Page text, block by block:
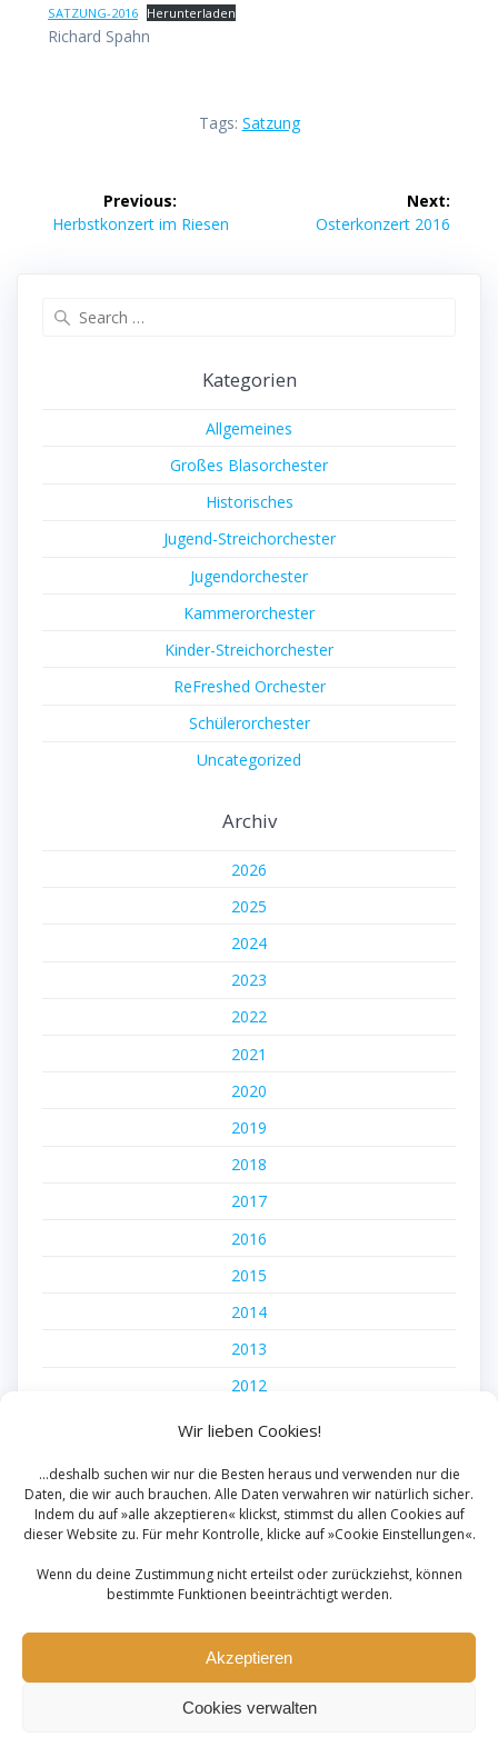
Wir lieben Cookies!
...deshalb suchen wir nur die Besten heraus und verwenden nur die
Daten, die wir auch brauchen. Alle Daten verwahren wir natürlich sicher.
Indem du auf »alle akzeptieren« klickst, stimmst du allen Cookies auf
dieser Website zu. Für mehr Kontrolle, klicke auf »Cookie Einstellungen«.
Wenn du deine Zustimmung nicht erteilst oder zurückziehst, können
bestimmte Funktionen beeinträchtigt werden.
Akzeptieren
Cookies verwalten
SATZUNG-2016 Herunterladen
Richard Spahn
Tags: Satzung
Beitragsnavigation
Previous:
Previous
Herbstkonzert im Riesen
Next:
Next
Osterkonzert 2016
Kategorien
Allgemeines
Großes Blasorchester
Historisches
Jugend-Streichorchester
Jugendorchester
Kammerorchester
Kinder-Streichorchester
ReFreshed Orchester
Schülerorchester
Uncategorized
Archiv
2026
2025
2024
2023
2022
2021
2020
2019
2018
2017
2016
2015
2014
2013
2012
2011
2009
2008
Stadtkapelle Seligenstadt 1908 e.V.